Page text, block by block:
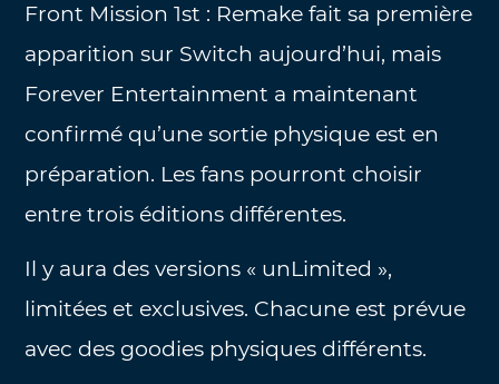
Front Mission 1st : Remake fait sa première
apparition sur Switch aujourd’hui, mais
Forever Entertainment a maintenant
confirmé qu’une sortie physique est en
préparation. Les fans pourront choisir
entre trois éditions différentes.
Il y aura des versions « unLimited »,
limitées et exclusives. Chacune est prévue
avec des goodies physiques différents.